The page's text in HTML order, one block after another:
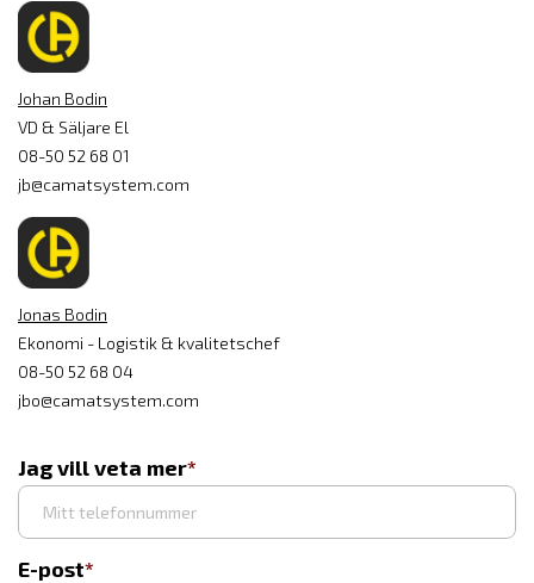
Johan Bodin
VD & Säljare El
08-50 52 68 01
jb@camatsystem.com
Jonas Bodin
Ekonomi - Logistik & kvalitetschef
08-50 52 68 04
jbo@camatsystem.com
Jag vill veta mer
E-post